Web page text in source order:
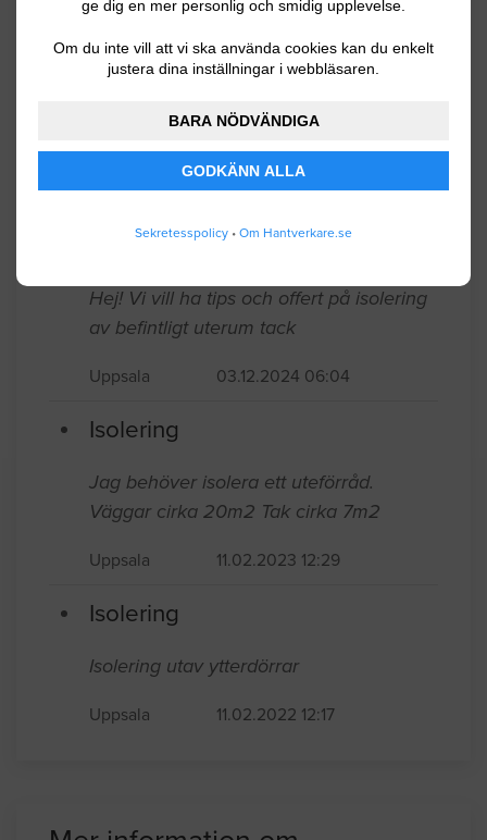
ge dig en mer personlig och smidig upplevelse.
Om du inte vill att vi ska använda cookies kan du enkelt
justera dina inställningar i webbläsaren.
BARA NÖDVÄNDIGA
GODKÄNN ALLA
Sekretesspolicy • Om Hantverkare.se
byggd 1968.
Uppsala 09.06.2024 09:40
Isolering
Hej! Det gäller isolering av ett kallförråd
ett varmförråd av ett kallförråd.
Uppsala 08.13.2024 15:57
Isolering
Hej! Vi vill ha tips och offert på isolering
av befintligt uterum tack
Isolering
Jag behöver isolera ett uteförråd.
Väggar cirka 20m2 Tak cirka 7m2
Isolering